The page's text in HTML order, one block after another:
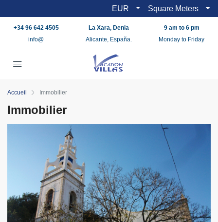
EUR Square Meters
+34 96 642 4505
info@
La Xara, Denia
Alicante, España.
9 am to 6 pm
Monday to Friday
Accueil Immobilier
Immobilier